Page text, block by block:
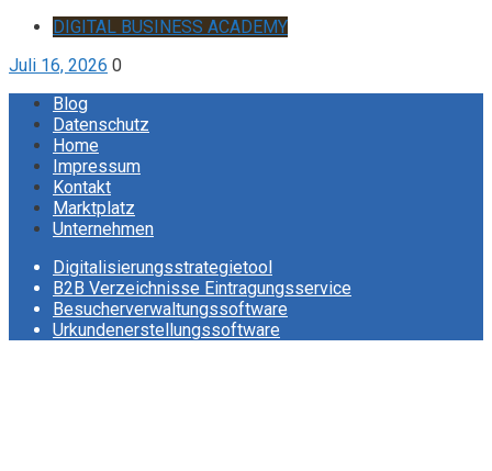
DIGITAL BUSINESS ACADEMY
Juli 16, 2026 0
Blog
Datenschutz
Home
Impressum
Kontakt
Marktplatz
Unternehmen
Digitalisierungsstrategietool
B2B Verzeichnisse Eintragungsservice
Besucherverwaltungssoftware
Urkundenerstellungssoftware